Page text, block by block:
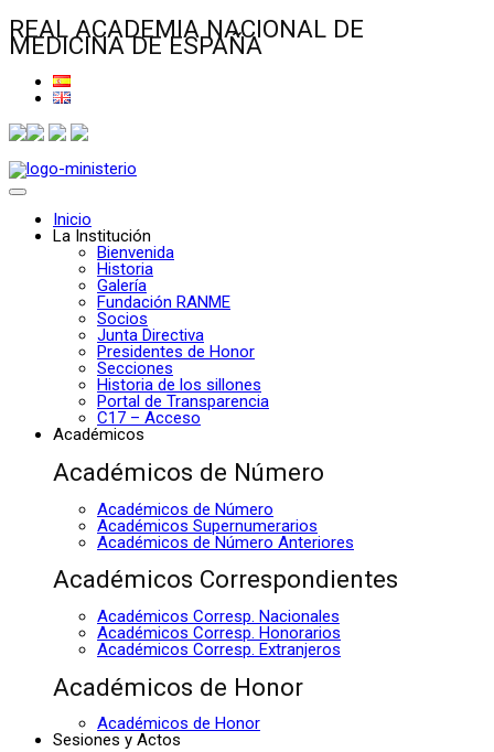
REAL ACADEMIA NACIONAL DE
MEDICINA DE ESPAÑA
Inicio
La Institución
Bienvenida
Historia
Galería
Fundación RANME
Socios
Junta Directiva
Presidentes de Honor
Secciones
Historia de los sillones
Portal de Transparencia
C17 – Acceso
Académicos
Académicos de Número
Académicos de Número
Académicos Supernumerarios
Académicos de Número Anteriores
Académicos Correspondientes
Académicos Corresp. Nacionales
Académicos Corresp. Honorarios
Académicos Corresp. Extranjeros
Académicos de Honor
Académicos de Honor
Sesiones y Actos